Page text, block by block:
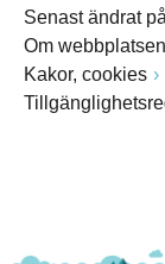
Senast ändrat
Om webbplatsen
Kakor, cookies